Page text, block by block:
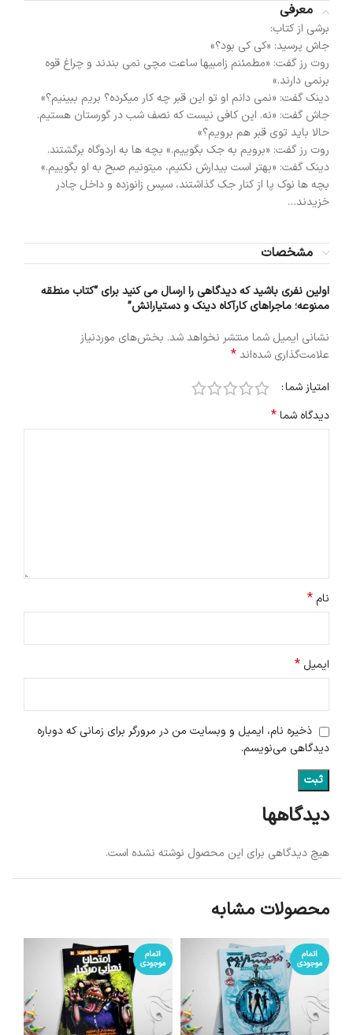
معرفی
برشی از کتاب:
جاش پرسید: «کی کی بود؟»
روت رز گفت: «مطمئنم زامبیها ساعت مچی نمی بندند و چراغ قوه
برنمی دارند.»
دینک گفت: «نمی دانم او تو این قبر چه کار میکرده؟ بریم ببینیم؟»
جاش گفت: «نه. این کافی نیست که نصف شب در گورستان هستیم.
حالا باید توی قبر هم برویم؟»
روت رز گفت: «برویم به جک بگوییم.» بچه ها به اردوگاه برگشتند.
دینک گفت: «بهتر است بیدارش نکنیم، میتونیم صبح به او بگوییم.»
بچه ها نوک پا از کنار جک گذاشتند، سپس زانوزده و داخل چادر
خزیدند…
مشخصات
دیدگاهها
هیچ دیدگاهی برای این محصول نوشته نشده است.
اولین نفری باشید که دیدگاهی را ارسال می کنید برای “کتاب منطقه
ممنوعه؛ ماجراهای کارآکاه دینک و دستیارانش”
نشانی ایمیل شما منتشر نخواهد شد. بخش‌های موردنیاز
علامت‌گذاری شده‌اند*
امتیاز شما
دیدگاه شما*
نام*
ایمیل*
ذخیره نام، ایمیل و وبسایت من در مرورگر برای زمانی که دوباره
دیدگاهی می‌نویسم.
محصولات مشابه
اتمام
موجودی
اتمام
موجودی